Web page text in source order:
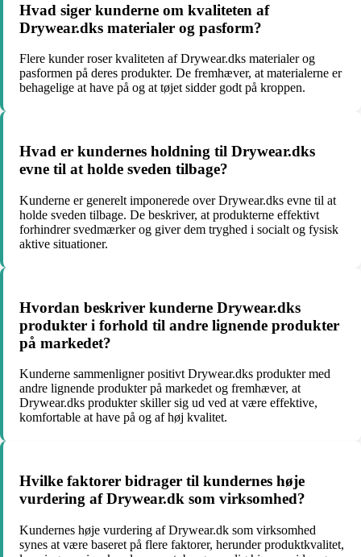
Hvad siger kunderne om kvaliteten af
Drywear.dks materialer og pasform?
Flere kunder roser kvaliteten af Drywear.dks materialer og
pasformen på deres produkter. De fremhæver, at materialerne er
behagelige at have på og at tøjet sidder godt på kroppen.
Hvad er kundernes holdning til Drywear.dks
evne til at holde sveden tilbage?
Kunderne er generelt imponerede over Drywear.dks evne til at
holde sveden tilbage. De beskriver, at produkterne effektivt
forhindrer svedmærker og giver dem tryghed i socialt og fysisk
aktive situationer.
Hvordan beskriver kunderne Drywear.dks
produkter i forhold til andre lignende produkter
på markedet?
Kunderne sammenligner positivt Drywear.dks produkter med
andre lignende produkter på markedet og fremhæver, at
Drywear.dks produkter skiller sig ud ved at være effektive,
komfortable at have på og af høj kvalitet.
Hvilke faktorer bidrager til kundernes høje
vurdering af Drywear.dk som virksomhed?
Kundernes høje vurdering af Drywear.dk som virksomhed
synes at være baseret på flere faktorer, herunder produktkvalitet,